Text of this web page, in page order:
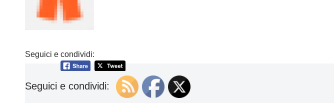
Seguici e condividi:
Seguici e condividi: